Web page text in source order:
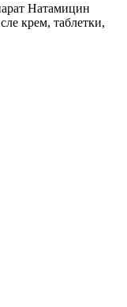
Натамицин
крем, таблетки,